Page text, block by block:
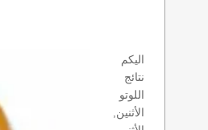
اليكم
نتائج
اللوتو
الأثنين,